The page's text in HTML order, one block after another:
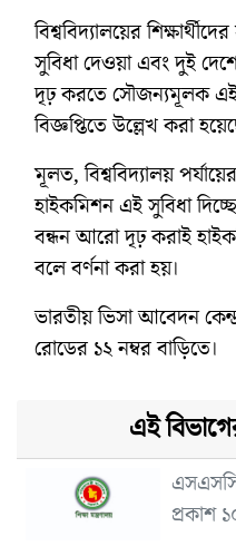
বিশ্ববিদ্যালয়ের
সুবিধা দেওয়া এবং দুই
দৃঢ় করতে সৌজন্যমূলক এই
বিজ্ঞপ্তিতে উল্লেখ করা
মূলত, বিশ্ববিদ্যালয়
হাইকমিশন এই সুবিধা
বন্ধন আরো দৃঢ় করাই
বলে বর্ণনা করা হয়।
ভারতীয় ভিসা আবেদন
রোডের ১২ নম্বর বাড়িতে।
এই
প্রকাশ